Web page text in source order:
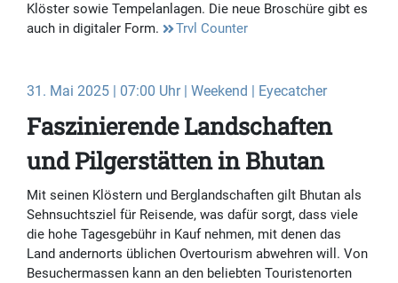
Klöster sowie Tempelanlagen. Die neue Broschüre gibt es
auch in digitaler Form.
Trvl Counter
31. Mai 2025 | 07:00 Uhr | Weekend | Eyecatcher
Faszinierende Landschaften
und Pilgerstätten in Bhutan
Mit seinen Klöstern und Berglandschaften gilt Bhutan als
Sehnsuchtsziel für Reisende, was dafür sorgt, dass viele
die hohe Tagesgebühr in Kauf nehmen, mit denen das
Land andernorts üblichen Overtourism abwehren will. Von
Besuchermassen kann an den beliebten Touristenorten